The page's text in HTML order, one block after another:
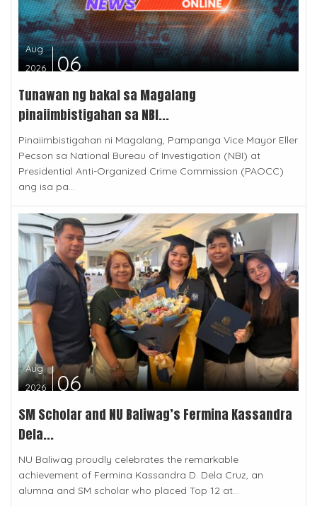
Aug
2026
06
Tunawan ng bakal sa Magalang
pinaiimbistigahan sa NBI...
Pinaiimbistigahan ni Magalang, Pampanga Vice Mayor Eller
Pecson sa National Bureau of Investigation (NBI) at
Presidential Anti-Organized Crime Commission (PAOCC)
ang isa pa...
Aug
2026
06
SM Scholar and NU Baliwag’s Fermina Kassandra
Dela...
NU Baliwag proudly celebrates the remarkable
achievement of Fermina Kassandra D. Dela Cruz, an
alumna and SM scholar who placed Top 12 at...